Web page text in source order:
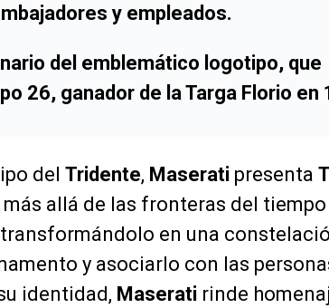
y empleados.
del emblemático logotipo, que
26, ganador de la Targa Florio en
del Tridente, Maserati presenta
allá de las fronteras del tiempo
en una
y asociarlo con las
identidad, Maserati rinde